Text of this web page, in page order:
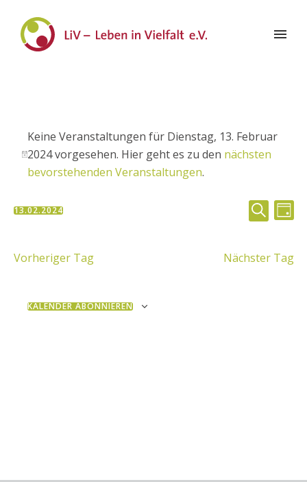
Hinweis
Keine Veranstaltungen für Dienstag, 13. Februar
2024 vorgesehen. Hier geht es zu den nächsten
bevorstehenden Veranstaltungen.
Suche
und
SUCHE
TAG
13.02.2024
Vorheriger Tag
Nächster Tag
KALENDER ABONNIEREN